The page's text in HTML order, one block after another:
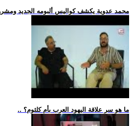
.. محمد عدوية يكشف كواليس ألبومه الجديد
.. ما هو سر علاقة اليهود العرب بأم كلثوم؟